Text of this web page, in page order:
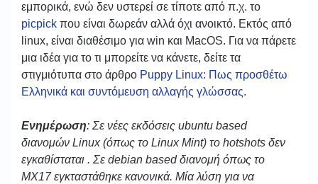
εμπορικά, ενώ δεν υστερεί σε τίποτε από π.χ. το
picpick που είναι δωρεάν αλλά όχι ανοικτό. Εκτός από
linux, είναι διαθέσιμο για win και MacOS. Για να πάρετε
μια ιδέα για το τι μπορείτε να κάνετε, δείτε τα
στιγμιότυπα στο άρθρο Puppy Linux: Πως προσθέτω
Ελληνικά και συντόμευση αλλαγής γλώσσας.
Ενημέρωση: Σε νέες εκδόσεις ubuntu based
διανομών Linux (όπως το Linux Mint) το hotshots δεν
εγκαθίσταται . Σε debian based διανομή όπως το
MX17 εγκταστάθηκε κανονικά. Μία λύση για να